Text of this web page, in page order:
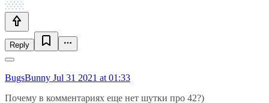
Reply
BugsBunny Jul 31 2021 at 01:33
Почему в комментариях еще нет шутки про 42?)